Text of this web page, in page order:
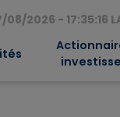
08/2026 - 17:35:16